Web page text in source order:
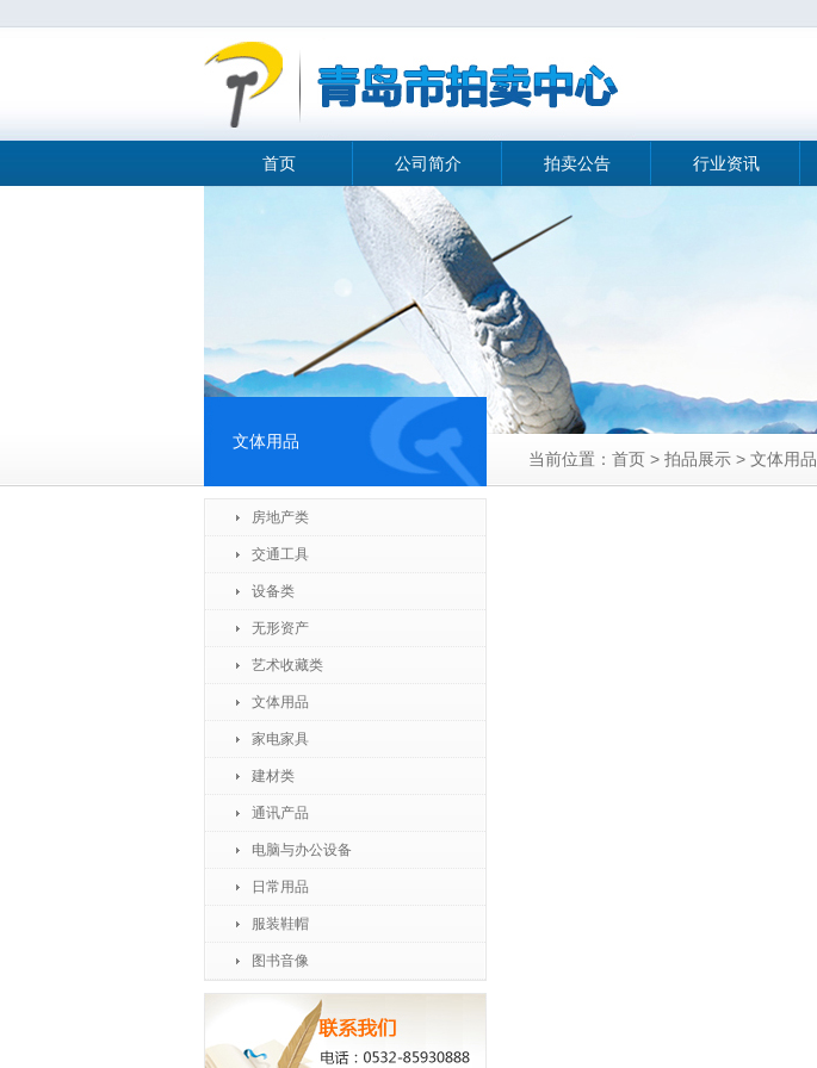
首页 公司简介 拍卖公告 行业资讯
文体用品
房地产类
交通工具
设备类
无形资产
艺术收藏类
文体用品
家电家具
建材类
通讯产品
电脑与办公设备
日常用品
服装鞋帽
图书音像
当前位置：首页 > 拍品展示 > 文体用品